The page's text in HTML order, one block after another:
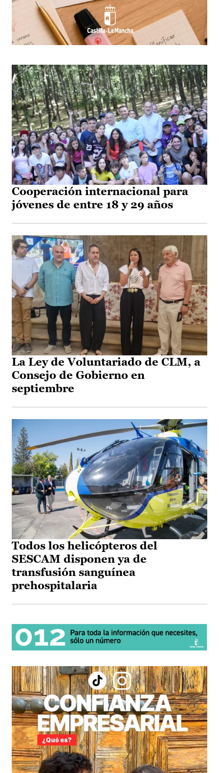
Cooperación internacional para
jóvenes de entre 18 y 29 años
La Ley de Voluntariado de CLM, a
Consejo de Gobierno en
septiembre
Todos los helicópteros del
SESCAM disponen ya de
transfusión sanguínea
prehospitalaria